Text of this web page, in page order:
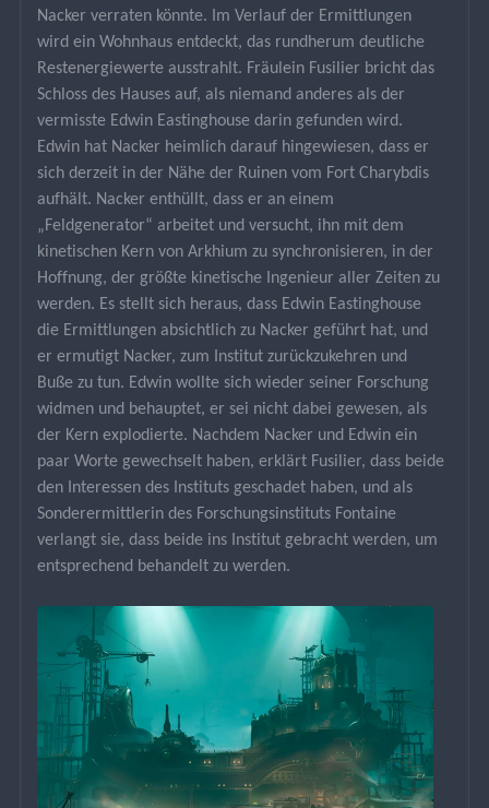
Nacker verraten könnte. Im Verlauf der Ermittlungen
wird ein Wohnhaus entdeckt, das rundherum deutliche
Restenergiewerte ausstrahlt. Fräulein Fusilier bricht das
Schloss des Hauses auf, als niemand anderes als der
vermisste Edwin Eastinghouse darin gefunden wird.
Edwin hat Nacker heimlich darauf hingewiesen, dass er
sich derzeit in der Nähe der Ruinen vom Fort Charybdis
aufhält. Nacker enthüllt, dass er an einem
„Feldgenerator“ arbeitet und versucht, ihn mit dem
kinetischen Kern von Arkhium zu synchronisieren, in der
Hoffnung, der größte kinetische Ingenieur aller Zeiten zu
werden. Es stellt sich heraus, dass Edwin Eastinghouse
die Ermittlungen absichtlich zu Nacker geführt hat, und
er ermutigt Nacker, zum Institut zurückzukehren und
Buße zu tun. Edwin wollte sich wieder seiner Forschung
widmen und behauptet, er sei nicht dabei gewesen, als
der Kern explodierte. Nachdem Nacker und Edwin ein
paar Worte gewechselt haben, erklärt Fusilier, dass beide
den Interessen des Instituts geschadet haben, und als
Sonderermittlerin des Forschungsinstituts Fontaine
verlangt sie, dass beide ins Institut gebracht werden, um
entsprechend behandelt zu werden.